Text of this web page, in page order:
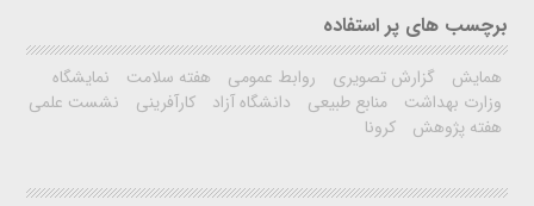
برچسب های پر استفاده
همایش گزارش تصویری روابط عمومی هفته سلامت
نمایشگاه
وزارت بهداشت
منابع طبیعی دانشگاه آزاد کارآفرینی
نشست علمی
هفته پژوهش
کرونا